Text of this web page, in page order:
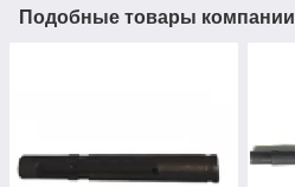
Подобные товары компании